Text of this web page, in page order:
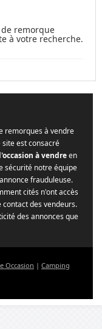
remorque
à votre recherche.
remorques à vendre
est consacré
à vendreen
sécurité notre équipe
frauduleuse.
cités n'ont accès
contact des vendeurs.
des annonces que
Occasion | Camping